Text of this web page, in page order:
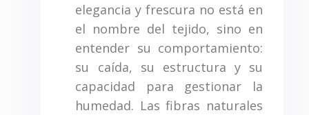
elegancia y frescura no está en
el nombre del tejido, sino en
entender su comportamiento:
su caída, su estructura y su
capacidad para gestionar la
humedad. Las fibras naturales